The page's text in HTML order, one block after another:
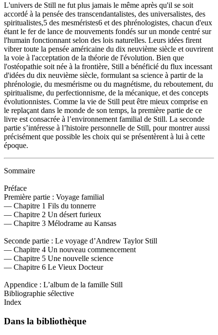
L'univers de Still ne fut plus jamais le même après qu'il se soit
accordé à la pensée des transcendantalistes, des universalistes, des
spiritualistes,5 des mesméristes6 et des phrénologistes, chacun d'eux
étant le fer de lance de mouvements fondés sur un monde centré sur
l'humain fonctionnant selon des lois naturelles. Leurs idées firent
vibrer toute la pensée américaine du dix neuvième siècle et ouvrirent
la voie à l'acceptation de la théorie de l'évolution. Bien que
l'ostéopathie soit née à la frontière, Still a bénéficié du flux incessant
d'idées du dix neuvième siècle, formulant sa science à partir de la
phrénologie, du mesmérisme ou du magnétisme, du reboutement, du
spiritualisme, du perfectionnisme, de la mécanique, et des concepts
évolutionnistes. Comme la vie de Still peut être mieux comprise en
le replaçant dans le monde de son temps, la première partie de ce
livre est consacrée à l’environnement familial de Still. La seconde
partie s’intéresse à l’histoire personnelle de Still, pour montrer aussi
précisément que possible les choix qui se présentèrent à lui à cette
époque.
Sommaire
Préface
Première partie : Voyage familial
— Chapitre 1 Fils du tonnerre
— Chapitre 2 Un désert furieux
— Chapitre 3 Mélodrame au Kansas
Seconde partie : Le voyage d’Andrew Taylor Still
— Chapitre 4 Un nouveau commencement
— Chapitre 5 Une nouvelle science
— Chapitre 6 Le Vieux Docteur
Appendice : L’album de la famille Still
Bibliographie sélective
Index
Dans la bibliothèque